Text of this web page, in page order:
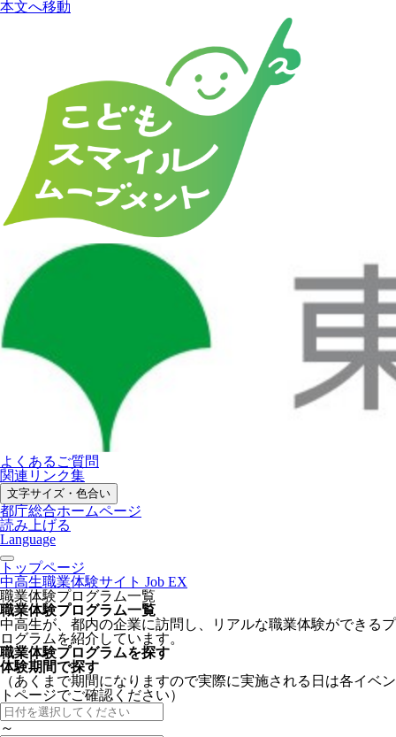
本文へ移動
よくあるご質問
関連リンク集
文字サイズ・色合い
都庁総合ホームページ
読み上げる
Language
トップページ
中高生職業体験サイト Job EX
職業体験プログラム一覧
職業体験プログラム一覧
中高生が、都内の企業に訪問し、リアルな職業体験ができるプ
ログラムを紹介しています。
職業体験プログラムを探す
体験期間で探す
（あくまで期間になりますので実際に実施される日は各イベン
トページでご確認ください）
～